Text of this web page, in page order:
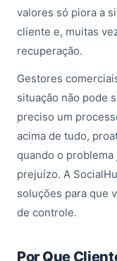
valores só piora a
cliente e, muitas
recuperação.
Gestores
situação não pode
preciso um
acima de tudo,
quando o
prejuízo. A
soluções para que
de controle.
Por Que